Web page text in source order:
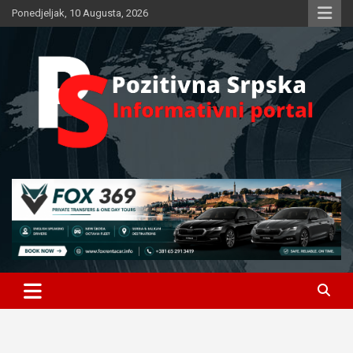
Skip
to
Ponedjeljak, 10 Augusta, 2026
Pozitivna Srpska